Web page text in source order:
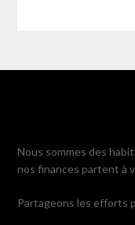
Nous sommes des
nos finances partent à
Partageons les efforts